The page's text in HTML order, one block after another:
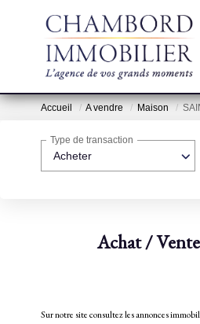
Accueil A vendre Maison
Acheter
Type de transaction
Achat /
Sur notre site consultez les annonces